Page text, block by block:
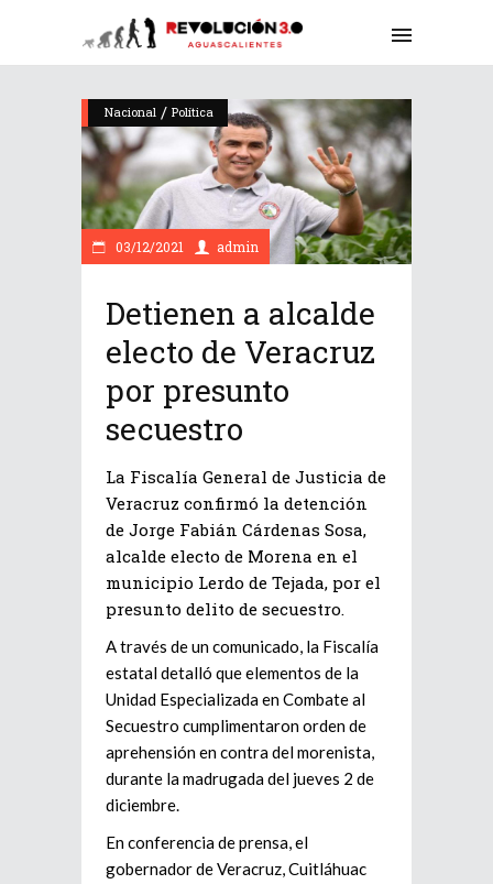
Nacional / Política
03/12/2021 admin
Detienen a alcalde
electo de Veracruz
por presunto
secuestro
La Fiscalía General de Justicia de
Veracruz confirmó la detención
de Jorge Fabián Cárdenas Sosa,
alcalde electo de Morena en el
municipio Lerdo de Tejada, por el
presunto delito de secuestro.
A través de un comunicado, la Fiscalía
estatal detalló que elementos de la
Unidad Especializada en Combate al
Secuestro cumplimentaron orden de
aprehensión en contra del morenista,
durante la madrugada del jueves 2 de
diciembre.
En conferencia de prensa, el
gobernador de Veracruz, Cuitláhuac